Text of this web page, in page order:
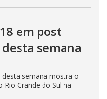
em post
semana
semana mostra o
Grande do Sul na